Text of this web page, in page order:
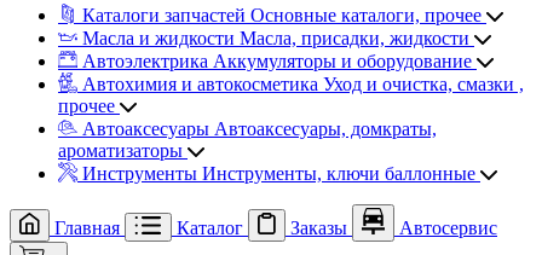
Каталоги запчастей Основные каталоги, прочее
Масла и жидкости Масла, присадки, жидкости
Автоэлектрика Аккумуляторы и оборудование
Автохимия и автокосметика Уход и очистка, смазки ,
прочее
Автоаксесуары Автоаксесуары, домкраты,
ароматизаторы
Инструменты Инструменты, ключи баллонные
Главная Каталог Заказы Автосервис